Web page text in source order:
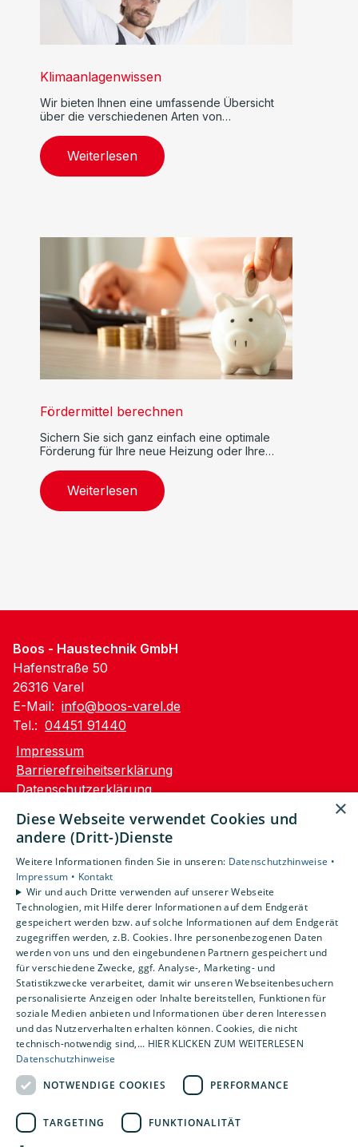
Klimaanlagenwissen
Wir bieten Ihnen eine umfassende Übersicht
über die verschiedenen Arten von
Weiterlesen
Fördermittel berechnen
Sichern Sie sich ganz einfach eine optimale
Förderung für Ihre neue Heizung oder Ihre
Weiterlesen
Boos - Haustechnik GmbH
Hafenstraße 50
26316 Varel
E-Mail: info@boos-varel.de
Tel.: 04451 91440
Impressum
Barrierefreiheitserklärung
Datenschutzerklärung
Unsere Bereiche
Privatkunden
Gewerbekunden
Karriere
Unternehmen
Kontakt
×
Diese Webseite verwendet Cookies und
andere (Dritt-)Dienste
Weitere Informationen finden Sie in unseren: Datenschutzhinweise •
Impressum • Kontakt
Wir und auch Dritte verwenden auf unserer Webseite
Technologien, mit Hilfe derer Informationen auf dem Endgerät
gespeichert werden bzw. auf solche Informationen auf dem Endgerät
zugegriffen werden, z.B. Cookies. Ihre personenbezogenen Daten
werden von uns und den eingebundenen Partnern gespeichert und
für verschiedene Zwecke, ggf. Analyse-, Marketing- und
Statistikzwecke verarbeitet, damit wir unseren Webseitenbesuchern
personalisierte Anzeigen oder Inhalte bereitstellen, Funktionen für
soziale Medien anbieten und Informationen über deren Interessen
und das Nutzerverhalten erhalten können. Cookies, die nicht
technisch-notwendig sind,... HIER KLICKEN ZUM WEITERLESEN
Datenschutzhinweise
NOTWENDIGE COOKIES
PERFORMANCE
TARGETING FUNKTIONALITÄT